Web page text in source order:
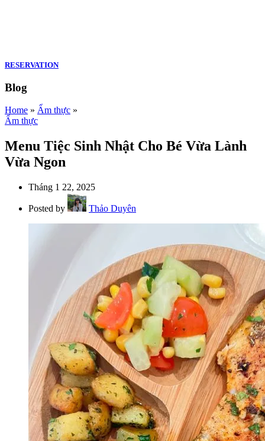
RESERVATION
Blog
Home » Ẩm thực »
Ẩm thực
Menu Tiệc Sinh Nhật Cho Bé Vừa Lành
Vừa Ngon
Tháng 1 22, 2025
Posted by Thảo Duyên